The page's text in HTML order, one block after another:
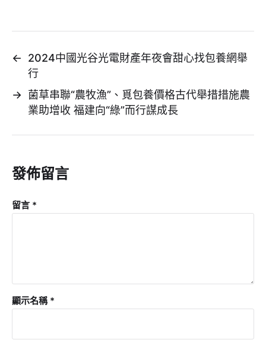
←
2024中國光谷光電財產年夜會甜心找包養網舉
行
→ 菌草串聯“農牧漁”、覓包養價格古代舉措措施農
業助增收 福建向“綠”而行謀成長
發佈留言
留言 *
顯示名稱 *